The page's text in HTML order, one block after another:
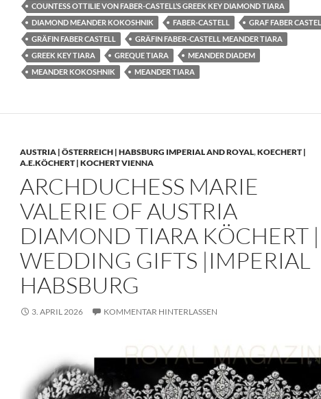
COUNTESS OTTILIE VON FABER-CASTELL’S GREEK KEY DIAMOND TIARA
DIAMOND MEANDER KOKOSHNIK
FABER-CASTELL
GRAF FABER
GRÄFIN FABER CASTELL
GRÄFIN FABER-CASTELL MEANDER TIARA
GREEK KEY TIARA
GREQUE TIARA
MEANDER DIADEM
MEANDER KOKOSHNIK
MEANDER TIARA
AUSTRIA | ÖSTERREICH | HABSBURG IMPERIAL AND ROYAL,KOECHERT |
A.E.KÖCHERT | KOCHERT VIENNA
ARCHDUCHESS MARIE
VALERIE OF AUSTRIA
DIAMOND TIARA KÖCHERT |
WEDDING GIFTS |IMPERIAL
HABSBURG
3. APRIL 2026 KOMMENTAR HINTERLASSEN